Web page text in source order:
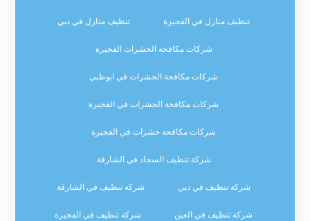
تنظيف منازل في الفجيرة تنظيف منازل في دبي
شركات مكافحة الحشرات الفجيرة
شركات مكافحة الحشرات في ابوظبي
شركات مكافحة الحشرات في الفجيرة
شركات مكافحة حشرات في الفجيرة
شركة تنظيف السجاد في الشارقة
شركة تنظيف في دبي شركة تنظيف في الشارقة
شركة تنظيف في العين شركة تنظيف في الفجيرة